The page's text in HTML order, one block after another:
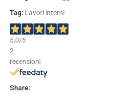
Tag: Lavori interni
5,0/5
2
recensioni
Share: